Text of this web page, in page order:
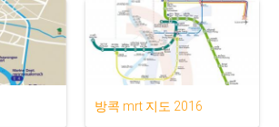
방콕 mrt 지도 2016